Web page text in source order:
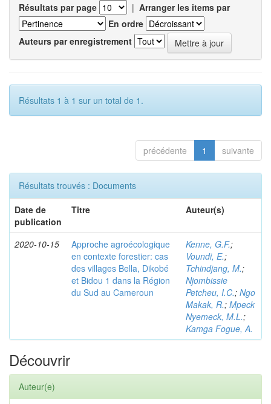
Résultats par page | Arranger les items par
En ordre
Auteurs par enregistrement
Résultats 1 à 1 sur un total de 1.
précédente 1 suivante
Résultats trouvés : Documents
Date de
publication
Titre Auteur(s)
2020-10-15
Approche agroécologique
en contexte forestier: cas
des villages Bella, Dikobé
et Bidou 1 dans la Région
du Sud au Cameroun
Kenne, G.F.;
Voundi, E.;
Tchindjang, M.;
Njombissie
Petcheu, I.C.; Ngo
Makak, R.; Mpeck
Nyemeck, M.L.;
Kamga Fogue, A.
Découvrir
Auteur(e)